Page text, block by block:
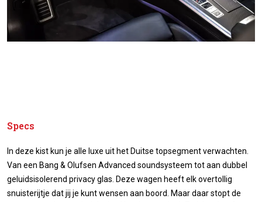
Specs
In deze kist kun je alle luxe uit het Duitse topsegment verwachten.
Van een Bang & Olufsen Advanced soundsysteem tot aan dubbel
geluidsisolerend privacy glas. Deze wagen heeft elk overtollig
snuisterijtje dat jij je kunt wensen aan boord. Maar daar stopt de